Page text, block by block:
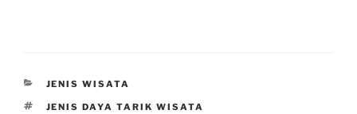
CATEGORIES
JENIS WISATA
TAGS
JENIS DAYA TARIK WISATA